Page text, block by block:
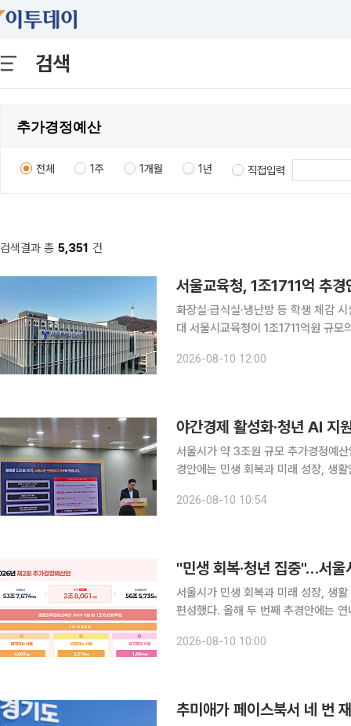
검색
전체 1주 1개월 1년 직접입력
검색결과 총 5,351 건
서울교육청, 1조1711억 추
화장실·급식실·냉난방 등 학생 체감
대 서울시교육청이 1조1711억원 규모의 올해 제2회 추가경정예산안을 편성했다. 화장실과 냉난방
지원도 확대한다. 서울시교육
2026-08-10 12:00
서울시가 약 3조원 규모 추가경정예
경안에는 민생 회복과 미래 성장, 생
2026-08-10 10:54
"민생 회복·청년 집중"…서
서울시가 민생 회복과 미래 성장, 생
편성했다. 올해 두 번째 추경안에는
했다. 10일 서울시는 이런 내용을
2026-08-10 10:00